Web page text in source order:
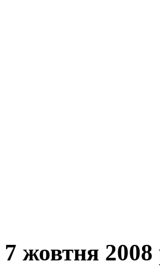
7 жовтня